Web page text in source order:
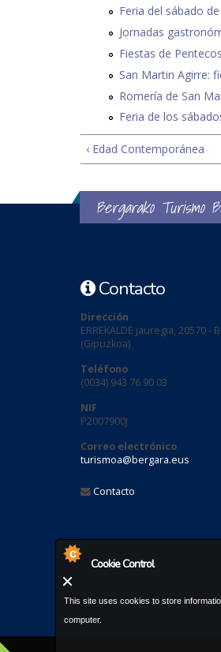
Cookie Control
This site uses cookies to store
computer.
Feria del sábado
Jornadas
Fiestas de
San Martin Agirre:
Romería de San
Feria de los
‹ Edad Contemporánea
Bergarako Turismo
Contacto
Dirección
ERREKALDE jauregia, 20570 -
(Gipuzkoa)
Teléfono
(0034) 943 76 90 03
NIF
P2007900J
Correo electrónico
turismoa@bergara.eus
Contacto